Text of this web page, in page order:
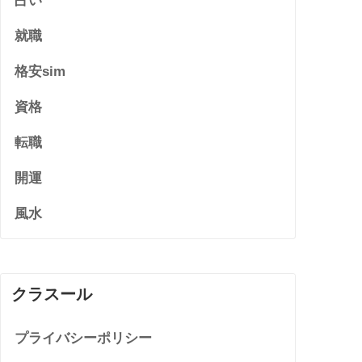
就職
格安sim
資格
転職
開運
風水
クラスール
プライバシーポリシー